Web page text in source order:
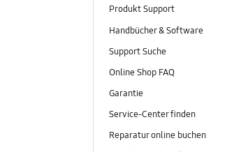
Produkt Support
Handbücher & Software
Support Suche
Online Shop FAQ
Garantie
Service-Center finden
Reparatur online buchen